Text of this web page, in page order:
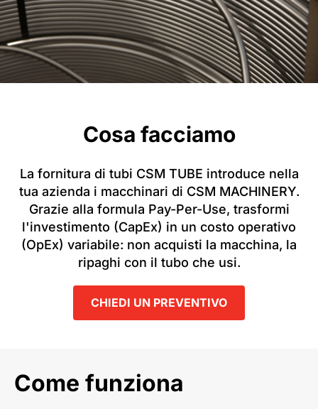
Cosa facciamo
La fornitura di tubi CSM TUBE introduce nella
tua azienda i macchinari di CSM MACHINERY.
Grazie alla formula Pay-Per-Use, trasformi
l'investimento (CapEx) in un costo operativo
(OpEx) variabile: non acquisti la macchina, la
ripaghi con il tubo che usi.
CHIEDI UN PREVENTIVO
Come funziona